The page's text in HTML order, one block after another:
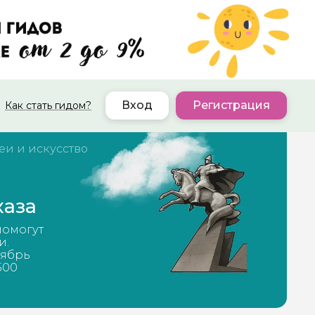
Как стать гидом? Вход Регистрация
и искусство